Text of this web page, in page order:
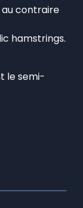
au contraire
hamstrings.
le semi-